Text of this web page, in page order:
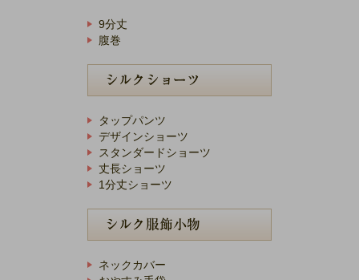
9分丈
腹巻
タップパンツ
デザインショーツ
スタンダードショーツ
丈長ショーツ
1分丈ショーツ
ネックカバー